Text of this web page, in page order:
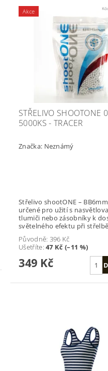
Akce
STŘELIVO SHOOTONE
5000KS - TRACER
Značka: Neznámý
Střelivo shootONE –
určené pro užití s
tlumiči nebo zásobníky k
světelného efektu při
Původně: 396 Kč
Ušetříte:47 Kč (–11 %)
349 Kč